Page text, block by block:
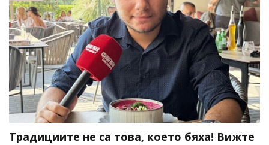
Традициите не са това, което бяха! Вижте